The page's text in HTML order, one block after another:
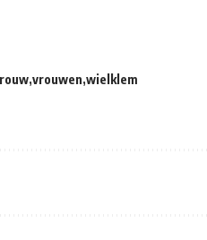
vrouwen wielklem